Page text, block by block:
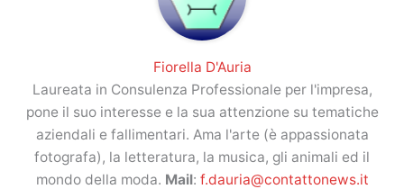
Fiorella D'Auria
Laureata in Consulenza Professionale per l'impresa,
pone il suo interesse e la sua attenzione su tematiche
aziendali e fallimentari. Ama l'arte (è appassionata
fotografa), la letteratura, la musica, gli animali ed il
mondo della moda. Mail: f.dauria@contattonews.it